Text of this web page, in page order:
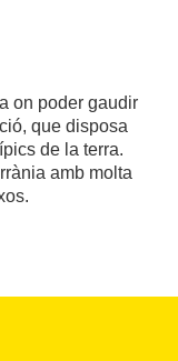
on poder gaudir
que disposa
de la terra.
amb molta